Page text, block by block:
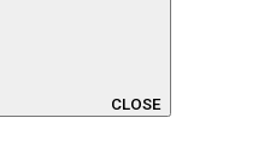
CLOSE